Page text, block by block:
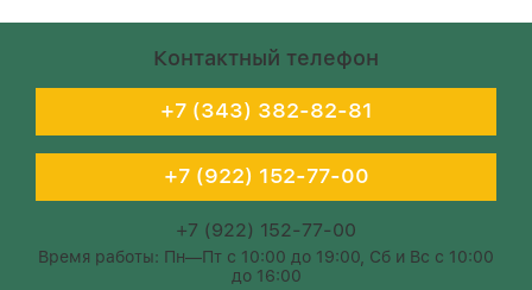
Контактный телефон
+7 (343) 382-82-81
+7 (922) 152-77-00
+7 (922) 152-77-00
Время работы: Пн—Пт с 10:00 до 19:00, Сб и Вс с 10:00
до 16:00